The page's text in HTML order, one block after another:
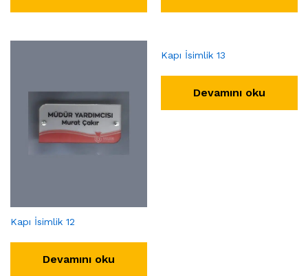
Kapı İsimlik 12
Devamını oku
Kapı İsimlik 13
Devamını oku